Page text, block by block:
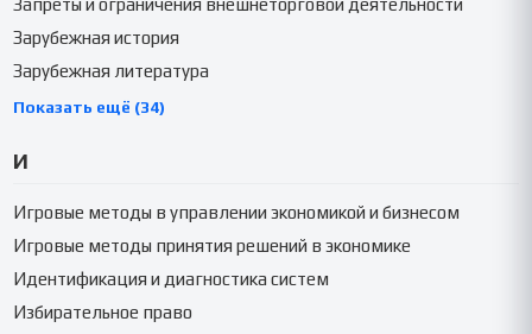
Запреты и ограничения внешнеторговой деятельности
Зарубежная история
Зарубежная литература
Показать ещё (34)
И
Игровые методы в управлении экономикой и бизнесом
Игровые методы принятия решений в экономике
Идентификация и диагностика систем
Избирательное право